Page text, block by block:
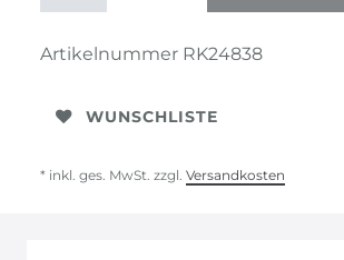
Artikelnummer RK24838
WUNSCHLISTE
* inkl. ges. MwSt. zzgl. Versandkosten